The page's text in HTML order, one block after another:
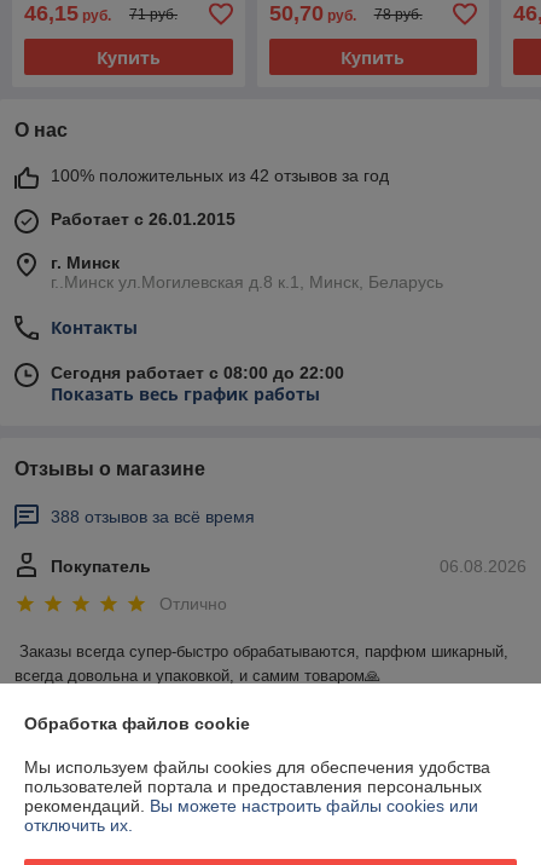
46,15 руб. 71 руб.
Купить
50,70 руб. 78 руб.
Купить
О нас
100% положительных из 42 отзывов за год
Работает с 26.01.2015
г. Минск
г..Минск ул.Могилевская д.8 к.1, Минск, Беларусь
Контакты
Сегодня работает с 08:00 до 22:00
Показать весь график работы
Отзывы о магазине
388 отзывов за всё время
06.08.2026
Покупатель
Отлично
Заказы всегда супер-быстро обрабатываются, парфюм шикарный,
всегда довольна и упаковкой, и самим товаром🙏
Сделка подтверждена через корзину
06.08.2026
Покупатель
Обработка файлов cookie
Мы используем файлы cookies для обеспечения удобства
пользователей портала и предоставления персональных
рекомендаций. Вы можете настроить файлы cookies или
отключить их.